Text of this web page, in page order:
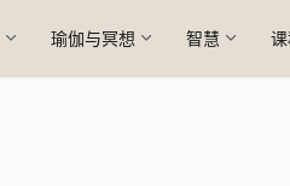
瑜伽与冥想 智慧